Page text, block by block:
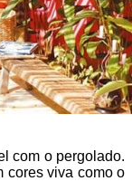
com o pergolado.
cores viva como o